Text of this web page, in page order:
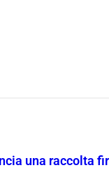
una raccolta